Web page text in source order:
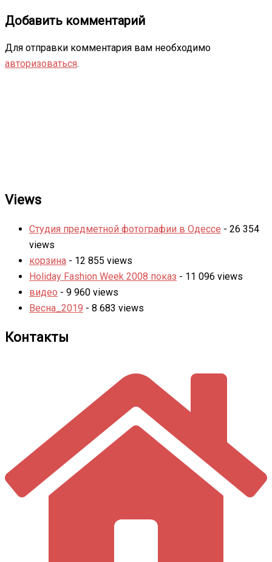
Добавить комментарий
Для отправки комментария вам необходимо
авторизоваться.
Views
Студия предметной фотографии в Одессе - 26 354
views
корзина - 12 855 views
Holiday Fashion Week 2008 показ - 11 096 views
видео - 9 960 views
Весна_2019 - 8 683 views
Контакты